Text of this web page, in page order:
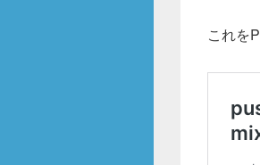
e
o
o
k
これを